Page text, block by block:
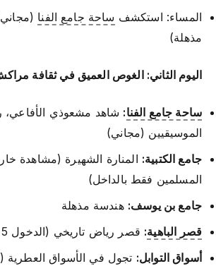
المساء: استكشف ساحة جامع الفنا
مذهلة)
اليوم الثاني: الغوص العميق في ثقافة
ساحة جامع الفنا: شاهد مشعوذي الأفاعي،
الموسيقيين (مجاني)
جامع الكتبية: المنارة الشهيرة (مشاهدة
المسلمين فقط بالداخل)
جامع بن يوسف: هندسة مذهلة
قصر الباهية: قصر رياض تاريخي (الدخول 5 دولارات)
أسواق التوابل: تجول في الأسواق العطرية